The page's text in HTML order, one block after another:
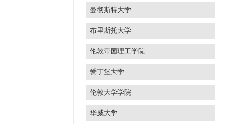
曼彻斯特大学
布里斯托大学
伦敦帝国理工学院
爱丁堡大学
伦敦大学学院
华威大学